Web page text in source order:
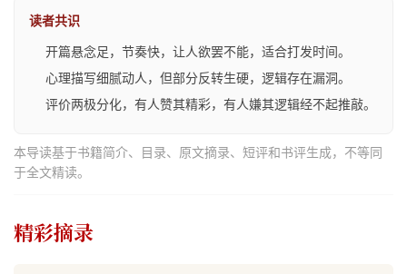
读者共识
开篇悬念足，节奏快，让人欲罢不能，适合打发时间。
心理描写细腻动人，但部分反转生硬，逻辑存在漏洞。
评价两极分化，有人赞其精彩，有人嫌其逻辑经不起推敲。
本导读基于书籍简介、目录、原文摘录、短评和书评生成，不等同
于全文精读。
精彩摘录